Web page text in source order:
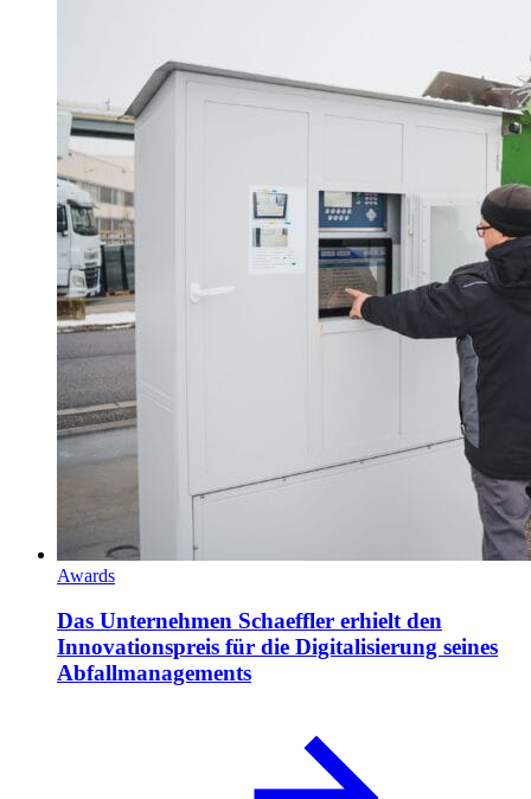
Awards
Das Unternehmen Schaeffler erhielt den
Innovationspreis für die Digitalisierung seines
Abfallmanagements